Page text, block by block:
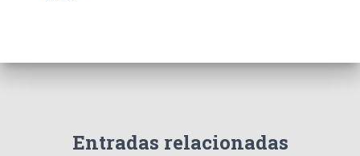
Entradas relacionadas